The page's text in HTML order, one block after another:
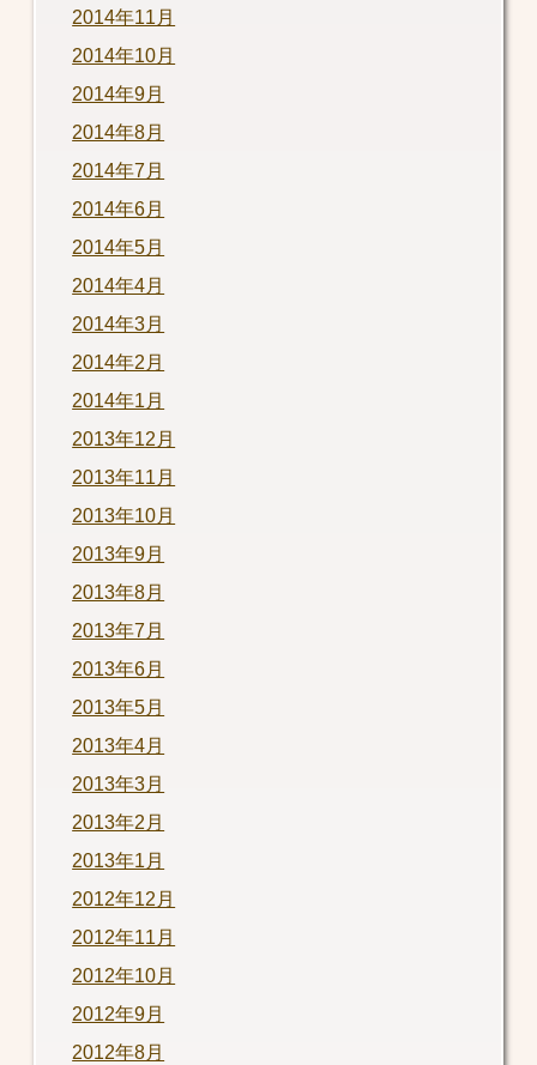
2014年11月
2014年10月
2014年9月
2014年8月
2014年7月
2014年6月
2014年5月
2014年4月
2014年3月
2014年2月
2014年1月
2013年12月
2013年11月
2013年10月
2013年9月
2013年8月
2013年7月
2013年6月
2013年5月
2013年4月
2013年3月
2013年2月
2013年1月
2012年12月
2012年11月
2012年10月
2012年9月
2012年8月